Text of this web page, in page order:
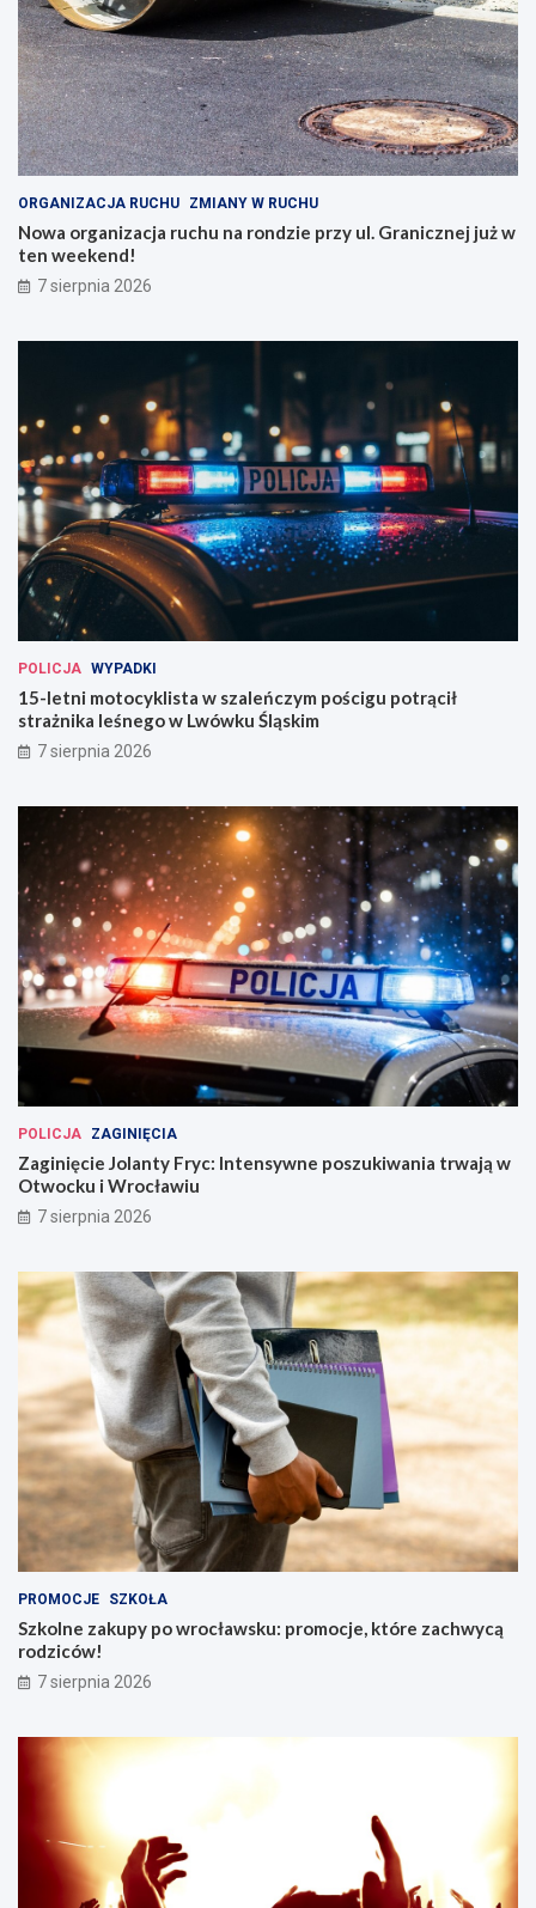
ORGANIZACJA RUCHU ZMIANY W RUCHU
Nowa organizacja ruchu na rondzie przy ul. Granicznej już w
ten weekend!
7 sierpnia 2026
POLICJA WYPADKI
15-letni motocyklista w szaleńczym pościgu potrącił
strażnika leśnego w Lwówku Śląskim
7 sierpnia 2026
POLICJA ZAGINIĘCIA
Zaginięcie Jolanty Fryc: Intensywne poszukiwania trwają w
Otwocku i Wrocławiu
7 sierpnia 2026
PROMOCJE SZKOŁA
Szkolne zakupy po wrocławsku: promocje, które zachwycą
rodziców!
7 sierpnia 2026